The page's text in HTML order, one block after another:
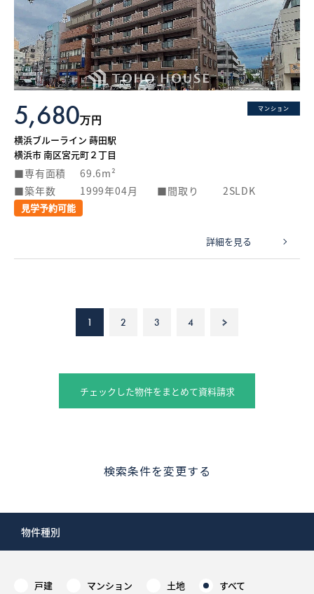
マンション
5,680万円
横浜ブルーライン 蒔田駅
横浜市 南区宮元町２丁目
専有面積
69.6m²
築年数
1999年04月 間取り 2SLDK
見学予約可能
詳細を見る
1 2 3 4 >
チェックした物件をまとめて資料請求
検索条件を変更する
物件種別
戸建 マンション 土地 すべて